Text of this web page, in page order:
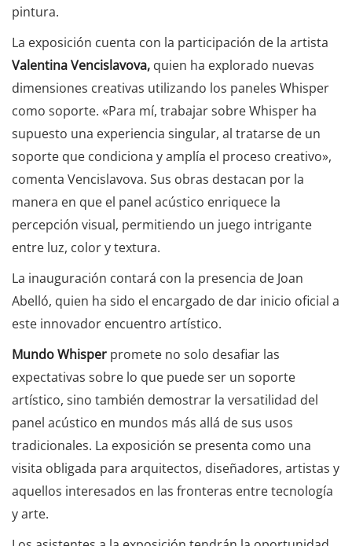
pintura.
La exposición cuenta con la participación de la artista
Valentina Vencislavova, quien ha explorado nuevas
dimensiones creativas utilizando los paneles Whisper
como soporte. «Para mí, trabajar sobre Whisper ha
supuesto una experiencia singular, al tratarse de un
soporte que condiciona y amplía el proceso creativo»,
comenta Vencislavova. Sus obras destacan por la
manera en que el panel acústico enriquece la
percepción visual, permitiendo un juego intrigante
entre luz, color y textura.
La inauguración contará con la presencia de Joan
Abelló, quien ha sido el encargado de dar inicio oficial a
este innovador encuentro artístico.
Mundo Whisper promete no solo desafiar las
expectativas sobre lo que puede ser un soporte
artístico, sino también demostrar la versatilidad del
panel acústico en mundos más allá de sus usos
tradicionales. La exposición se presenta como una
visita obligada para arquitectos, diseñadores, artistas y
aquellos interesados en las fronteras entre tecnología
y arte.